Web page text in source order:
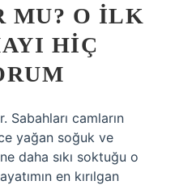
MU? O ILK
HIÇ
Sabahları camların
yağan soğuk ve
daha sıkı soktuğu o
en kırılgan